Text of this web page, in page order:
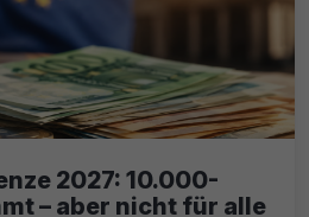
2027: 10.000-
– aber nicht für alle